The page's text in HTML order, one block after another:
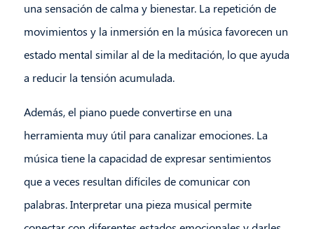
una sensación de calma y bienestar. La repetición de
movimientos y la inmersión en la música favorecen un
estado mental similar al de la meditación, lo que ayuda
a reducir la tensión acumulada.
Además, el piano puede convertirse en una
herramienta muy útil para canalizar emociones. La
música tiene la capacidad de expresar sentimientos
que a veces resultan difíciles de comunicar con
palabras. Interpretar una pieza musical permite